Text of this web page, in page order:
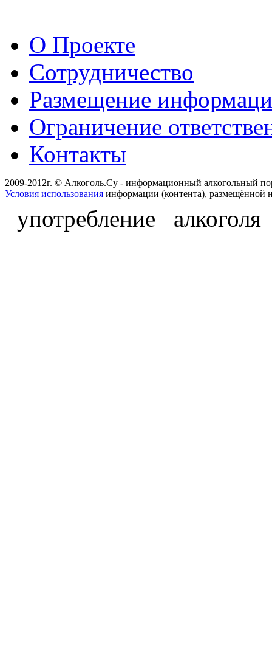
О Проекте
Сотрудничество
Размещение
Ограничение
Контакты
2009-2012г. © Алкоголь.Су - информационный алкогольный
Условия использования информации (контента), размещённой
употребление